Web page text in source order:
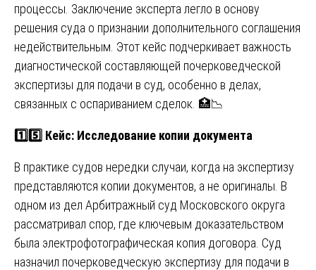
процессы. Заключение эксперта легло в основу
решения суда о признании дополнительного соглашения
недействительным. Этот кейс подчеркивает важность
диагностической составляющей почерковедческой
экспертизы для подачи в суд, особенно в делах,
связанных с оспариванием сделок. 🏥📉
1️⃣5️⃣ Кейс: Исследование копии документа
В практике судов нередки случаи, когда на экспертизу
представляются копии документов, а не оригиналы. В
одном из дел Арбитражный суд Московского округа
рассматривал спор, где ключевым доказательством
была электрофотографическая копия договора. Суд
назначил почерковедческую экспертизу для подачи в